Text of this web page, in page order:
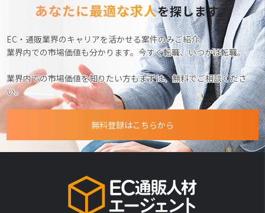
あなたに最適な求人を探します。
EC・通販業界のキャリアを活かせる案件のみご紹介。
業界内での市場価値も分かります。今すぐ転職、いつかは転職。
業界内での市場価値を知りたい方もまずは、無料でご相談くださ
い。
無料登録はこちらから